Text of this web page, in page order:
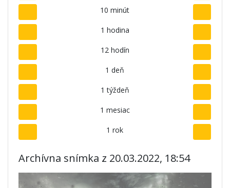
10 minút
1 hodina
12 hodín
1 deň
1 týždeň
1 mesiac
1 rok
Archívna snímka z 20.03.2022, 18:54